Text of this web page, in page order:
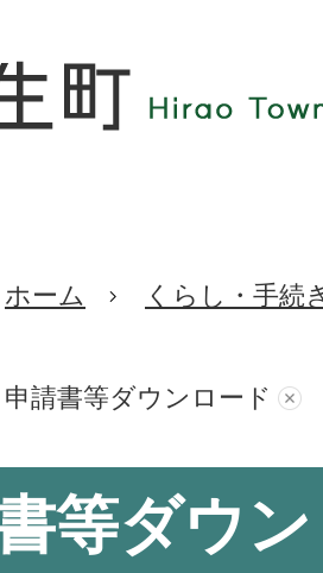
ホーム くらし・手続
申請書等ダウンロード
等ダウ